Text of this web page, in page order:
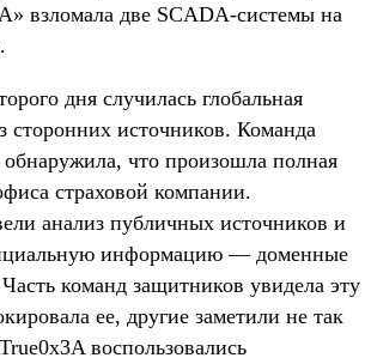
взломала две SCADA-системы на
дня случилась глобальная
сторонних источников. Команда
что произошла полная
страховой компании.
анализ публичных источников и
информацию — доменные
команд защитников увидела эту
ее, другие заметили не так
воспользовались